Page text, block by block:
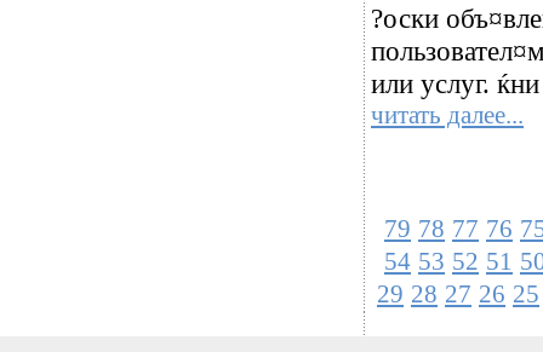
?оски
или услуг.
читать далее...
79 78 77 76
54 53 52 51
29 28 27 26 25